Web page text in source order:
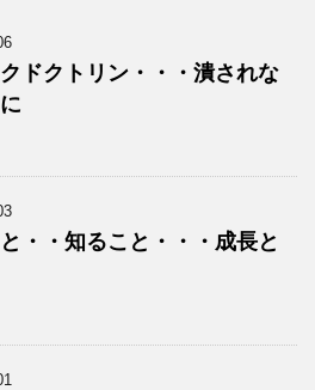
ドクトリン・・・潰されな
・・知ること・・・成長と